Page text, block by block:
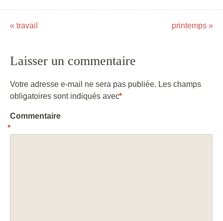
Post navigation
« travail printemps »
Laisser un commentaire
Votre adresse e-mail ne sera pas publiée. Les champs
obligatoires sont indiqués avec*
Commentaire
*